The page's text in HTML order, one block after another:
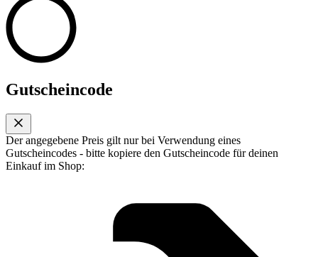
Gutscheincode
Der angegebene Preis gilt nur bei Verwendung eines
Gutscheincodes - bitte kopiere den Gutscheincode für deinen
Einkauf im Shop: